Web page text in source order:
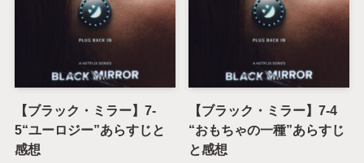
【ブラック・ミラー】7-
5“ユーロジー”あらすじと
感想
【ブラック・ミラー】7-4
“おもちゃの一種”あらすじ
と感想